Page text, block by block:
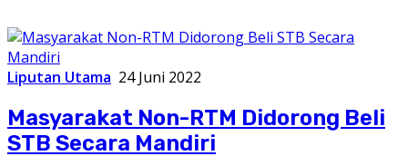
Liputan Utama 24 Juni 2022
Masyarakat Non-RTM Didorong Beli
STB Secara Mandiri